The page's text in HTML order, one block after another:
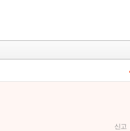
신고